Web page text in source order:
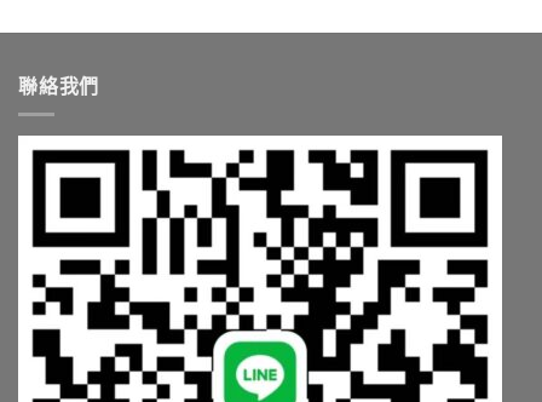
聯絡我們